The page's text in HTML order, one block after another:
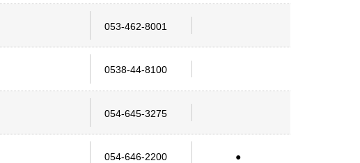
053-462-8001
0538-44-8100
054-645-3275
054-646-2200